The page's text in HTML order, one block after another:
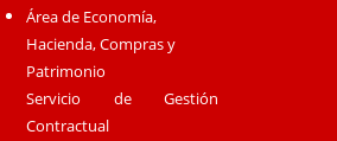
Área de Economía,
Hacienda, Compras y
Patrimonio
Servicio de Gestión
Contractual